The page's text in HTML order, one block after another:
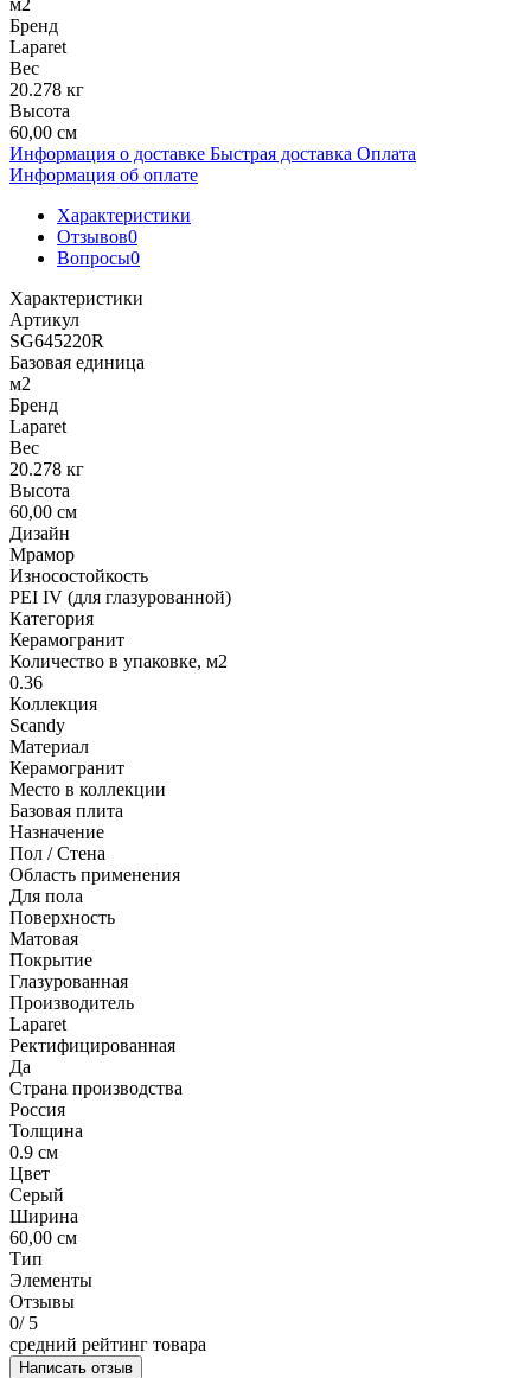
Бренд
Laparet
Вес
20.278 кг
Высота
60,00 см
Информация о доставке Быстрая доставка Оплата
Информация об оплате
Характеристики
Отзывов0
Вопросы0
Характеристики
Артикул
SG645220R
Базовая единица
м2
Бренд
Laparet
Вес
20.278 кг
Высота
60,00 см
Дизайн
Мрамор
Износостойкость
PEI IV (для глазурованной)
Категория
Керамогранит
Количество в упаковке, м2
0.36
Коллекция
Scandy
Материал
Керамогранит
Место в коллекции
Базовая плита
Назначение
Пол / Стена
Область применения
Для пола
Поверхность
Матовая
Покрытие
Глазурованная
Производитель
Laparet
Ректифицированная
Да
Страна производства
Россия
Толщина
0.9 см
Цвет
Серый
Ширина
60,00 см
Тип
Элементы
Отзывы
0/ 5
средний рейтинг товара
Написать отзыв